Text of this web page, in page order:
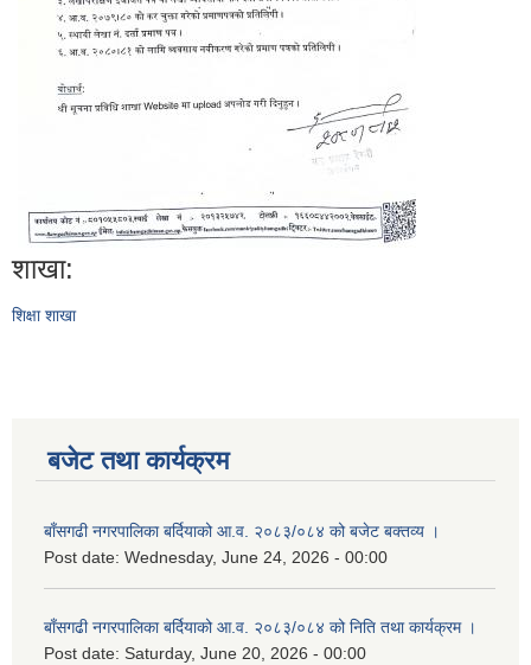
शाखा:
शिक्षा शाखा
बजेट तथा कार्यक्रम
बाँसगढी नगरपालिका बर्दियाको आ.व. २०८३/०८४ को बजेट बक्तव्य ।
Post date: Wednesday, June 24, 2026 - 00:00
बाँसगढी नगरपालिका बर्दियाको आ.व. २०८३/०८४ को निति तथा कार्यक्रम ।
Post date: Saturday, June 20, 2026 - 00:00